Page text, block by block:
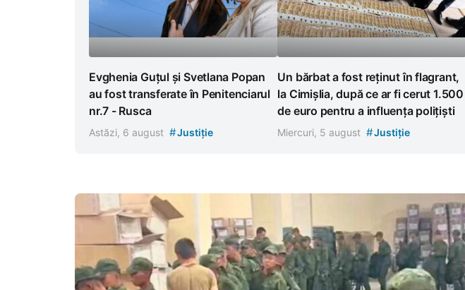
Evghenia Guțul și Svetlana Popan
au fost transferate în Penitenciarul
nr.7 - Rusca
Astăzi, 6 august #Justiție
Un bărbat a fost reținut în flagrant,
la Cimișlia, după ce ar fi cerut 1.500
de euro pentru a influența polițiști
Miercuri, 5 august #Justiție